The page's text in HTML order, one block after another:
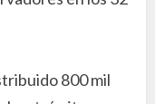
800 mil